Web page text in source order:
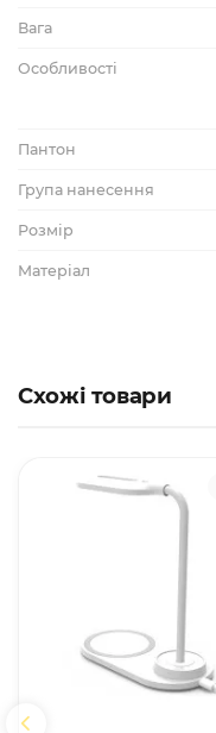
Вага
Особливості
Пантон
Група нанесення
Розмір
Матеріал
Схожі товари